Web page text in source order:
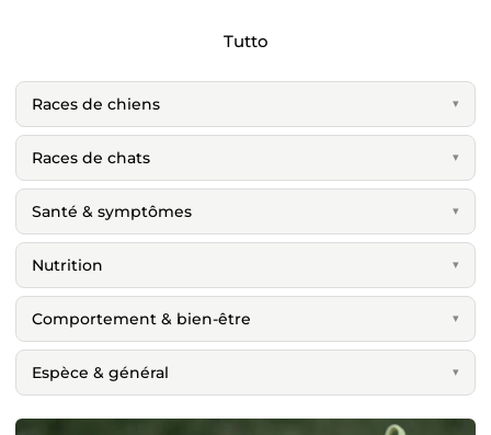
Tutto
Races de chiens ▾
Races de chats ▾
Santé & symptômes ▾
Nutrition ▾
Comportement & bien-être ▾
Espèce & général ▾